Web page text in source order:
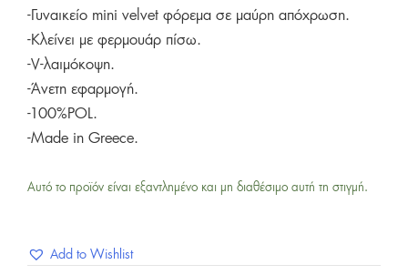
-Γυναικείο mini velvet φόρεμα σε μαύρη απόχρωση.
-Κλείνει με φερμουάρ πίσω.
-V-λαιμόκοψη.
-Άνετη εφαρμογή.
-100%POL.
-Made in Greece.
Αυτό το προϊόν είναι εξαντλημένο και μη διαθέσιμο αυτή τη στιγμή.
Add to Wishlist